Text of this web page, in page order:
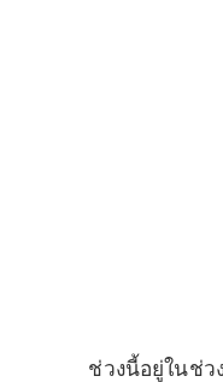
ช่วงนี้อยู่ในช่ว